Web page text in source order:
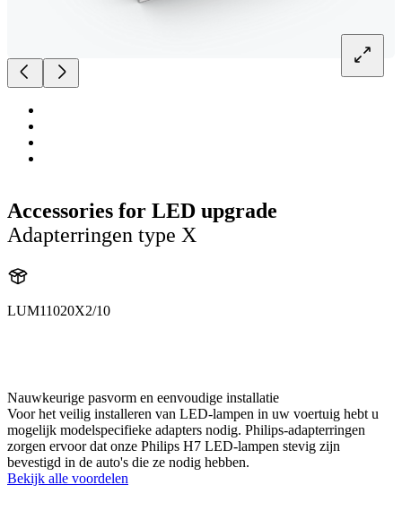
Accessories for LED upgrade
Adapterringen type X
LUM11020X2/10
Nauwkeurige pasvorm en eenvoudige installatie
Voor het veilig installeren van LED-lampen in uw voertuig hebt u
mogelijk modelspecifieke adapters nodig. Philips-adapterringen
zorgen ervoor dat onze Philips H7 LED-lampen stevig zijn
bevestigd in de auto's die ze nodig hebben.
Bekijk alle voordelen